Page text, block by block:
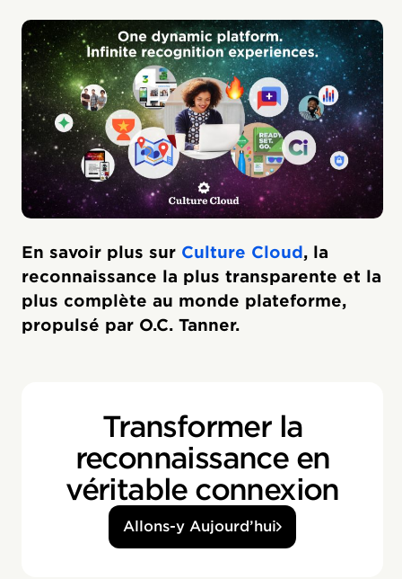
En savoir plus sur Culture Cloud, la
reconnaissance la plus transparente et la
plus complète au monde plateforme,
propulsé par O.C. Tanner.
Transformer la
reconnaissance en
véritable connexion
Allons-y Aujourd’hui